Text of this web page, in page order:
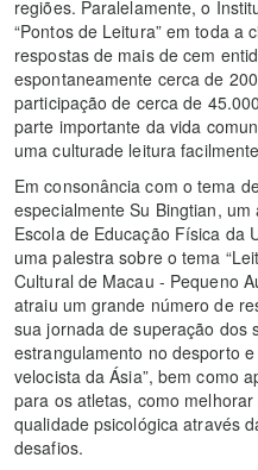
regiões. Paralelamente, o
“Pontos de Leitura” em toda a
respostas de mais de cem
espontaneamente cerca de
participação de cerca de
parte importante da vida
uma culturade leitura
Em consonância com o tema
especialmente Su Bingtian,
Escola de Educação Física da
uma palestra sobre o tema
Cultural de Macau - Pequeno
atraiu um grande número de
sua jornada de superação dos
estrangulamento no desporto
velocista da Ásia”, bem como
para os atletas, como
qualidade psicológica através
desafios.